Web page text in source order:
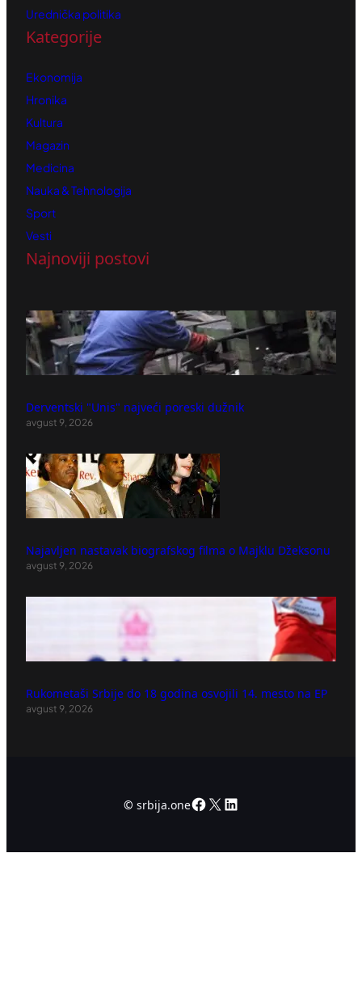
Urednička politika
Kategorije
Ekonomija
Hronika
Kultura
Magazin
Medicina
Nauka & Tehnologija
Sport
Vesti
Najnoviji postovi
Derventski "Unis" najveći poreski dužnik
avgust 9, 2026
Najavljen nastavak biografskog filma o Majklu Džeksonu
avgust 9, 2026
Rukometaši Srbije do 18 godina osvojili 14. mesto na EP
avgust 9, 2026
© srbija.oneFacebook
X LinkedIn